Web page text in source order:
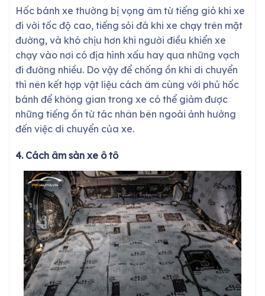
Hốc bánh xe thường bị vọng âm từ tiếng gió khi xe
đi với tốc độ cao, tiếng sỏi đá khi xe chạy trên mặt
đường, và khó chịu hơn khi người điều khiển xe
chạy vào nơi có địa hình xấu hay qua những vạch
đi đường nhiều. Do vậy để chống ồn khi di chuyển
thì nên kết hợp vật liệu cách âm cùng với phủ hốc
bánh để không gian trong xe có thể giảm được
những tiếng ồn từ tác nhân bên ngoài ảnh hưởng
đến việc di chuyển của xe.
4. Cách âm sàn xe ô tô